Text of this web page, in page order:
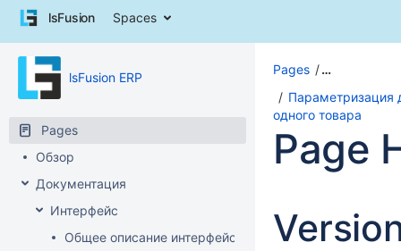
Skip
content
Skip
breadcrumbs
header
Skip
lsFusion Spaces
lsFusion ERP
Pages
Обзор
Документация
Интерфейс
Общее описание интерфейса клиента
Pages
…
Параметризация
одного товара
Page